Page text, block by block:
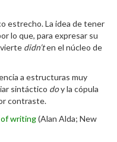
o
n
estrecho. La idea de tener
lo que, para expresar su
didn’ten el núcleo de
a estructuras muy
sintáctico doy la cópula
contraste.
writing(Alan Alda; New